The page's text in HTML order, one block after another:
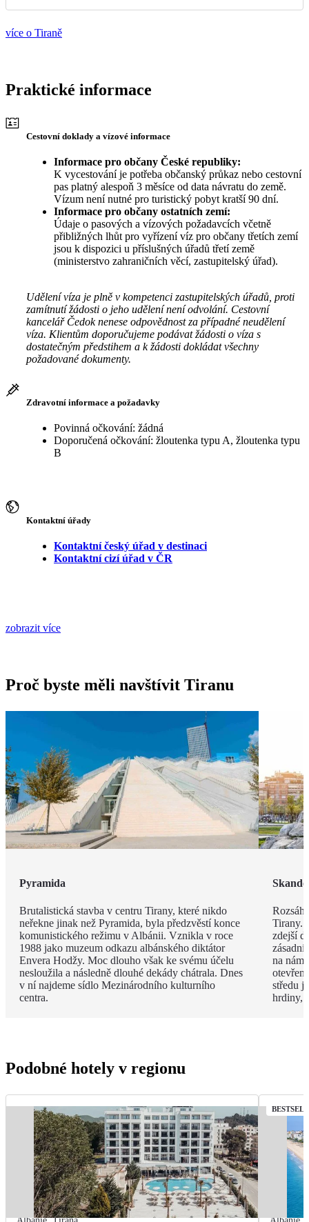
více o Tiraně
Praktické informace
Cestovní doklady a vízové informace
Informace pro občany České republiky:
K vycestování je potřeba občanský průkaz nebo cestovní
pas platný alespoň 3 měsíce od data návratu do země.
Vízum není nutné pro turistický pobyt kratší 90 dní.
Informace pro občany ostatních zemí:
Údaje o pasových a vízových požadavcích včetně
přibližných lhůt pro vyřízení víz pro občany třetích zemí
jsou k dispozici u příslušných úřadů třetí země
(ministerstvo zahraničních věcí, zastupitelský úřad).
Udělení víza je plně v kompetenci zastupitelských úřadů, proti
zamítnutí žádosti o jeho udělení není odvolání. Cestovní
kancelář Čedok nenese odpovědnost za případné neudělení
víza. Klientům doporučujeme podávat žádosti o víza s
dostatečným předstihem a k žádosti dokládat všechny
požadované dokumenty.
Zdravotní informace a požadavky
Povinná očkování: žádná
Doporučená očkování: žloutenka typu A, žloutenka typu
B
Kontaktní úřady
Kontaktní český úřad v destinaci
Kontaktní cizí úřad v ČR
zobrazit více
Proč byste měli navštívit Tiranu
Pyramida
Brutalistická stavba v centru Tirany, které nikdo
neřekne jinak než Pyramida, byla předzvěstí konce
komunistického režimu v Albánii. Vznikla v roce
1988 jako muzeum odkazu albánského diktátor
Envera Hodžy. Moc dlouho však ke svému účelu
nesloužila a následně dlouhé dekády chátrala. Dnes
v ní najdeme sídlo Mezinárodního kulturního
centra.
Tirany.
zdejší
na
středu
hrdiny,
Podobné hotely v regionu